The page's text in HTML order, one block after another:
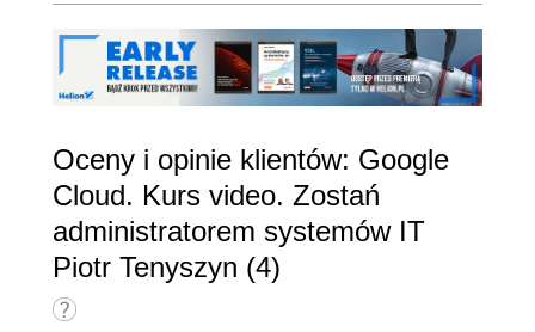
Oceny i opinie klientów: Google
Cloud. Kurs video. Zostań
administratorem systemów IT
Piotr Tenyszyn (4)